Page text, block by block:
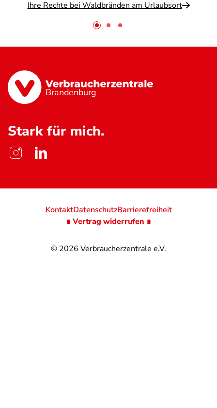
Ihre Rechte bei Waldbränden am Urlaubsort
Brandenburg
Stark für mich.
© 2026 Verbraucherzentrale e.V.
KontaktDatenschutzBarrierefreiheit
∎ Vertrag widerrufen ∎